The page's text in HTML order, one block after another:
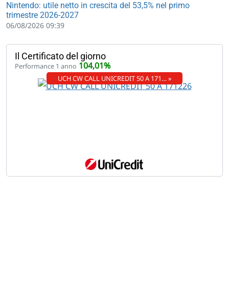
Nintendo: utile netto in crescita del 53,5% nel primo
trimestre 2026-2027
06/08/2026 09:39
Il Certificato del giorno
Performance 1 anno 104,01%
UCH CW CALL UNICREDIT 50 A 171… »